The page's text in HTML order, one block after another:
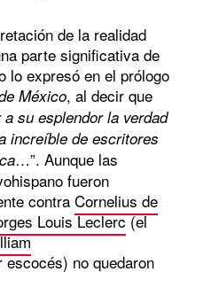
de la realidad
parte significativa de
lo expresó en el prólogo
México, al decir que
su esplendor la verdad
increíble de escritores
…”. Aunque las
fueron
contra Cornelius de
Louis Leclerc(el
escocés) no quedaron